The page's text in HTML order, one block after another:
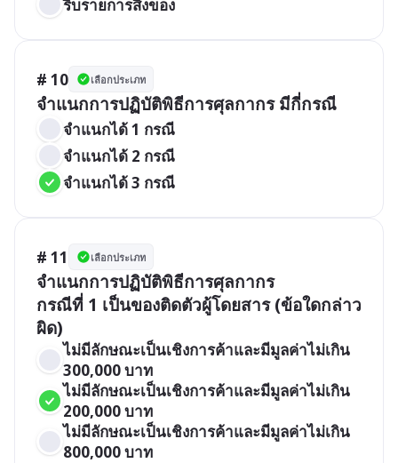
ริบรายการสิ่งของ
# 10 เลือกประเภท
จำแนกการปฏิบัติพิธีการศุลกากร มีกี่กรณี
จำแนกได้ 1 กรณี
จำแนกได้ 2 กรณี
จำแนกได้ 3 กรณี
# 11 เลือกประเภท
จำแนกการปฏิบัติพิธีการศุลกากร
กรณีที่ 1 เป็นของติดตัวผู้โดยสาร (ข้อใดกล่าว
ผิด)
ไม่มีลักษณะเป็นเชิงการค้าและมีมูลค่าไม่เกิน
300,000 บาท
ไม่มีลักษณะเป็นเชิงการค้าและมีมูลค่าไม่เกิน
200,000 บาท
ไม่มีลักษณะเป็นเชิงการค้าและมีมูลค่าไม่เกิน
800,000 บาท